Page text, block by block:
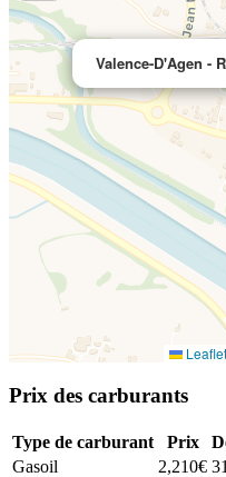
Valence-D'Agen -
Leaflet
Prix des carburants
Type de carburant Prix
Gasoil
2,210€